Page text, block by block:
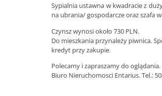
Sypialnia ustawna w kwadracie z
na ubrania/ gospodarcze oraz szafa
Czynsz wynosi około 730 PLN.
Do mieszkania przynależy piwnica.
kredyt przy zakupie.
Polecamy i zapraszamy do oglądania.
Biuro Nieruchomosci Entarius. Tel.: